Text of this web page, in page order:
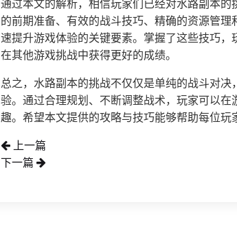
通过本文的解析，相信玩家们已经对水路副本
的前期准备、有效的战斗技巧、精确的资源管
速提升游戏体验的关键要素。掌握了这些技巧
在其他游戏挑战中获得更好的成绩。
总之，水路副本的挑战不仅仅是单纯的战斗对
验。通过合理规划、不断调整战术，玩家可以
趣。希望本文提供的攻略与技巧能够帮助每位玩
上一篇
下一篇